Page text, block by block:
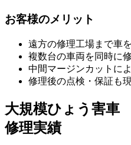
お客様のメリット
遠方の修理工場まで車
複数台の車両を同時に
中間マージンカットに
修理後の点検・保証も
大規模ひょう害車
修理実績